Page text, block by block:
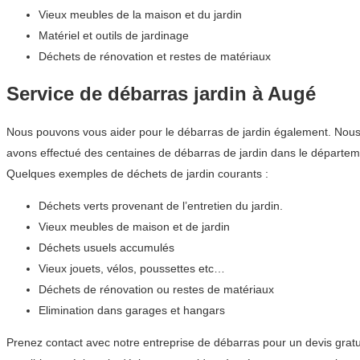
Vieux meubles de la maison et du jardin
Matériel et outils de jardinage
Déchets de rénovation et restes de matériaux
Service de débarras jardin à Augé
Nous pouvons vous aider pour le débarras de jardin également.
avons effectué des centaines de débarras de jardin dans le
Quelques exemples de déchets de jardin courants :
Déchets verts provenant de l’entretien du jardin.
Vieux meubles de maison et de jardin
Déchets usuels accumulés
Vieux jouets, vélos, poussettes etc…
Déchets de rénovation ou restes de matériaux
Elimination dans garages et hangars
Prenez contact avec notre entreprise de débarras pour un devis